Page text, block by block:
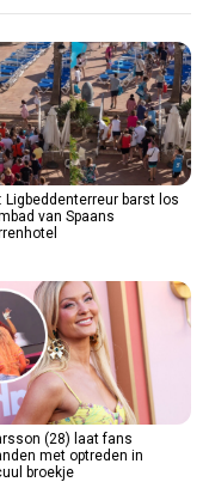
Ligbeddenterreur barst los
van Spaans
(28) laat fans
met optreden in
broekje